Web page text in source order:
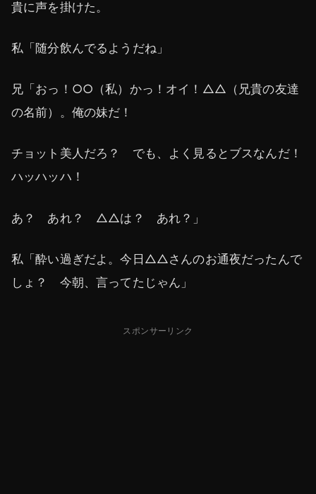
貴に声を掛けた。
私「随分飲んでるようだね」
兄「おっ！○○（私）かっ！オイ！△△（兄貴の友達
の名前）。俺の妹だ！
チョット美人だろ？ でも、よく見るとブスなんだ！
ハッハッハ！
あ？ あれ？ △△は？ あれ？」
私「酔い過ぎだよ。今日△△さんのお通夜だったんで
しょ？ 今朝、言ってたじゃん」
スポンサーリンク